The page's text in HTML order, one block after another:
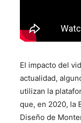
El impacto del
actualidad,
utilizan la
que, en 2020, la
Diseño de